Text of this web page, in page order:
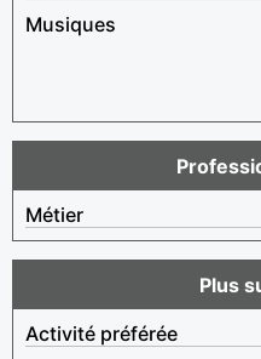
Musiques
Métier
Plus
Activité préférée